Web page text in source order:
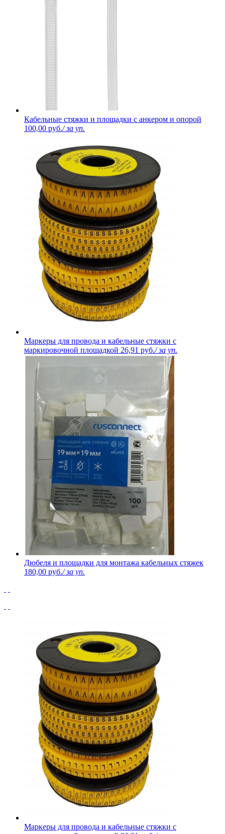
Кабельные стяжки и площадки с анкером и опорой
100,00 руб./ за уп.
Маркеры для провода и кабельные стяжки с
маркировочной площадкой 26,91 руб./ за уп.
Дюбеля и площадки для монтажа кабельных стяжек
180,00 руб./ за уп.
Маркеры для провода и кабельные стяжки с